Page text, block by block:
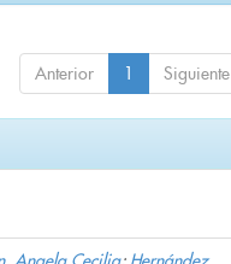
Anterior 1 Siguiente